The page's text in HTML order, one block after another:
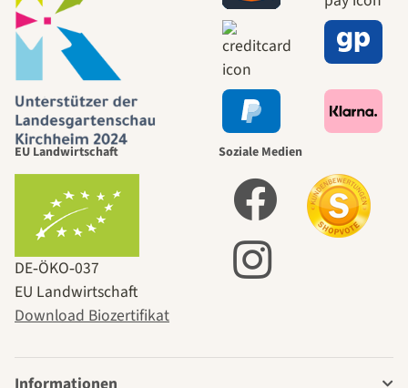
EU Landwirtschaft
DE‑ÖKO‑037
EU Landwirtschaft
Download Biozertifikat
Soziale Medien